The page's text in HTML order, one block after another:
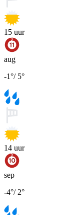
15 uur
aug
-1°/ 5°
14 uur
sep
-4°/ 2°